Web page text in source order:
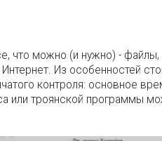
что можно (и нужно) -
Из особенностей
контроля: основное
или троянской программы